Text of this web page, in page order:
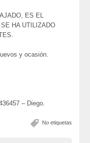
ES EL
HA UTILIZADO
y ocasión.
– Diego.
No etiquetas